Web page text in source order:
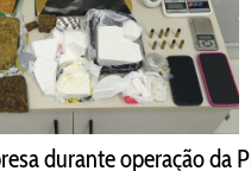
durante operação da